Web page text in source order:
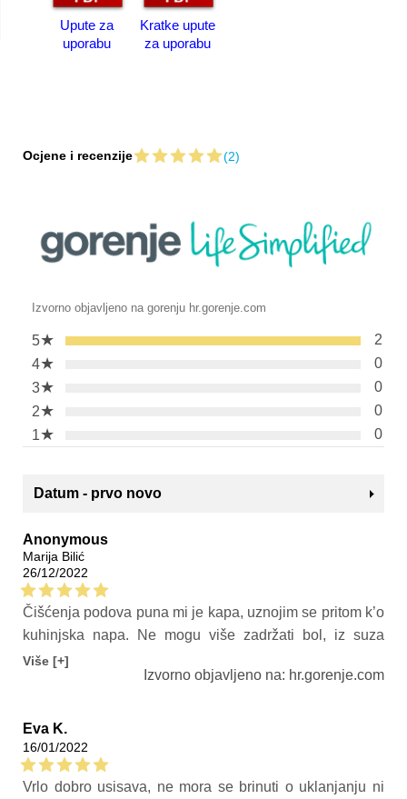
Upute za
uporabu
Kratke upute
za uporabu
Ocjene i recenzije (2)
Izvorno objavljeno na gorenju hr.gorenje.com
5★
2
4★
0
3★
0
2★
0
1★ 0
Datum - prvo novo
Anonymous
Marija Bilić
26/12/2022
Čišćenja podova puna mi je kapa, uznojim se pritom k’o
kuhinjska napa. Ne mogu više zadržati bol, iz suza
mojih isparava sol. Pitam se jesam li rođena za bolje, ili
mi je suđeno glavu pognuti dolje. Poput Pepeljuge iz
onda je ovaj čistač stupio na scenu, život olakšao mi u
trenu. Oduševio me na svakom polju, a ima ponudu
najbolju. Od Gorenje robotskog usisavača nema dalje,
prašinu na godišnji nepovratno šalje. Kompjutorizirani
Više [+]
Izvorno objavljeno na: hr.gorenje.com
Eva K.
16/01/2022
Vrlo dobro usisava, ne mora se brinuti o uklanjanju ni